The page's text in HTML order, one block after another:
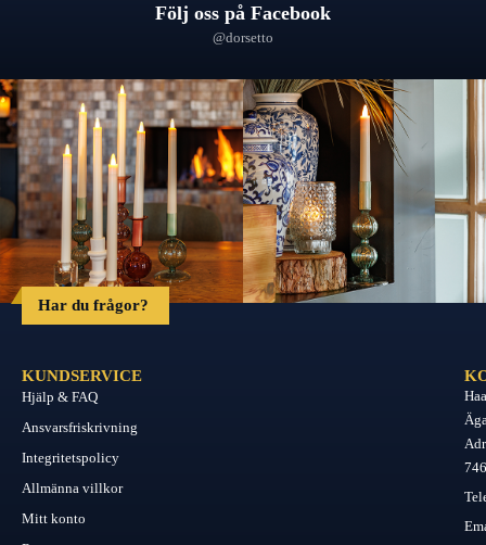
Följ oss på Facebook
@dorsetto
Har du frågor?
KUNDSERVICE
Hjälp & FAQ
Ansvarsfriskrivning
Integritetspolicy
Allmänna villkor
Mitt konto